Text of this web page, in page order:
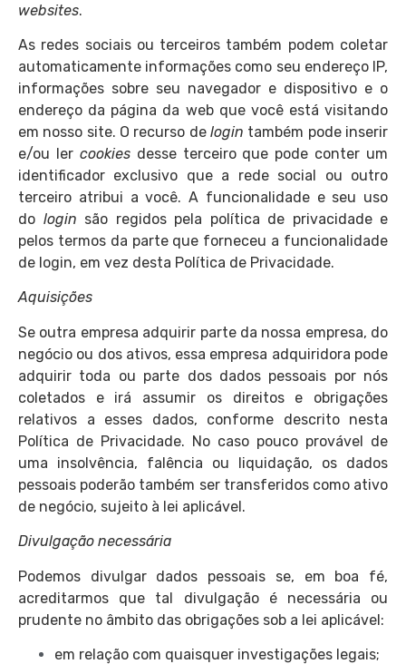
websites.
As redes sociais ou terceiros também podem coletar
automaticamente informações como seu endereço IP,
informações sobre seu navegador e dispositivo e o
endereço da página da web que você está visitando
em nosso site. O recurso de login também pode inserir
e/ou ler cookiesdesse terceiro que pode conter um
identificador exclusivo que a rede social ou outro
terceiro atribui a você. A funcionalidade e seu uso
do login são regidos pela política de privacidade e
pelos termos da parte que forneceu a funcionalidade
de login, em vez desta Política de Privacidade.
Aquisições
Se outra empresa adquirir parte da nossa empresa, do
negócio ou dos ativos, essa empresa adquiridora pode
adquirir toda ou parte dos dados pessoais por nós
coletados e irá assumir os direitos e obrigações
relativos a esses dados, conforme descrito nesta
Política de Privacidade. No caso pouco provável de
uma insolvência, falência ou liquidação, os dados
pessoais poderão também ser transferidos como ativo
de negócio, sujeito à lei aplicável.
Divulgação necessária
Podemos divulgar dados pessoais se, em boa fé,
acreditarmos que tal divulgação é necessária ou
prudente no âmbito das obrigações sob a lei aplicável:
em relação com quaisquer investigações legais;